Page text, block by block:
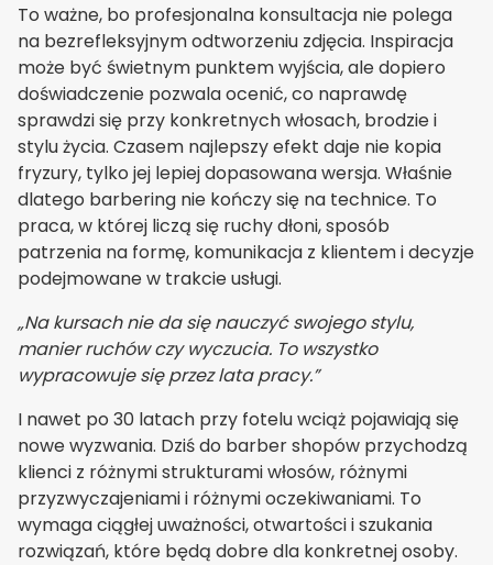
To ważne, bo profesjonalna konsultacja nie polega
na bezrefleksyjnym odtworzeniu zdjęcia. Inspiracja
może być świetnym punktem wyjścia, ale dopiero
doświadczenie pozwala ocenić, co naprawdę
sprawdzi się przy konkretnych włosach, brodzie i
stylu życia. Czasem najlepszy efekt daje nie kopia
fryzury, tylko jej lepiej dopasowana wersja. Właśnie
dlatego barbering nie kończy się na technice. To
praca, w której liczą się ruchy dłoni, sposób
patrzenia na formę, komunikacja z klientem i decyzje
podejmowane w trakcie usługi.
„Na kursach nie da się nauczyć swojego stylu,
manier ruchów czy wyczucia. To wszystko
wypracowuje się przez lata pracy.”
I nawet po 30 latach przy fotelu wciąż pojawiają się
nowe wyzwania. Dziś do barber shopów przychodzą
klienci z różnymi strukturami włosów, różnymi
przyzwyczajeniami i różnymi oczekiwaniami. To
wymaga ciągłej uważności, otwartości i szukania
rozwiązań, które będą dobre dla konkretnej osoby.